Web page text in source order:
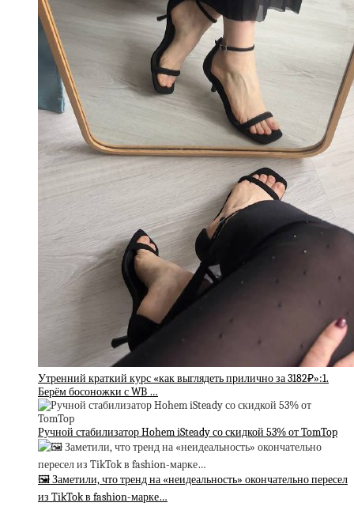
Утренний краткий курс «как выглядеть прилично за 3182₽»:1.
Берём босоножки с WB …
Ручной стабилизатор Hohem iSteady со скидкой 53% от TomTop
🖼 Заметили, что тренд на «неидеальность» окончательно пересел
из TikTok в fashion-марке…